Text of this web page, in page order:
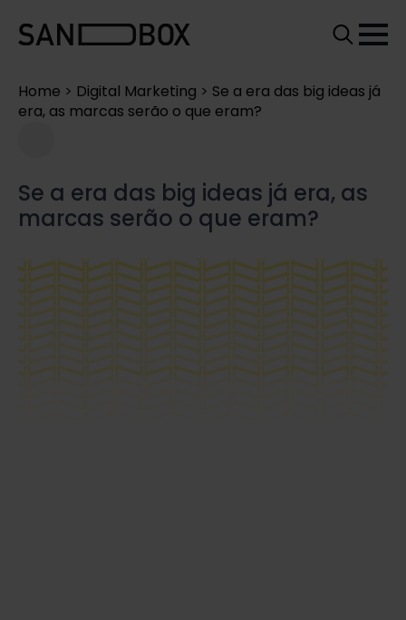
Home > Digital Marketing > Se a era das big ideas já
era, as marcas serão o que eram?
Se a era das big ideas já era, as
marcas serão o que eram?